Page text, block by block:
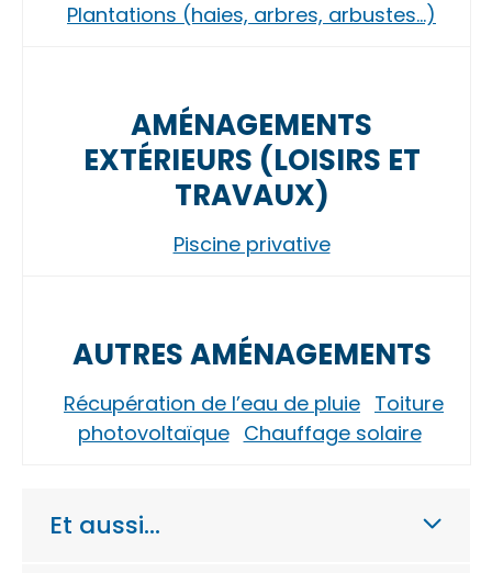
Plantations (haies, arbres, arbustes…)
AMÉNAGEMENTS
EXTÉRIEURS (LOISIRS ET
TRAVAUX)
Piscine privative
AUTRES AMÉNAGEMENTS
Récupération de l’eau de pluie Toiture
photovoltaïque Chauffage solaire
Et aussi…